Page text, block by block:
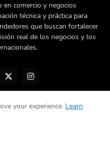
en comercio y negocios
técnica y práctica para
que buscan fortalecer
real de los negocios y los
your experience. Learn